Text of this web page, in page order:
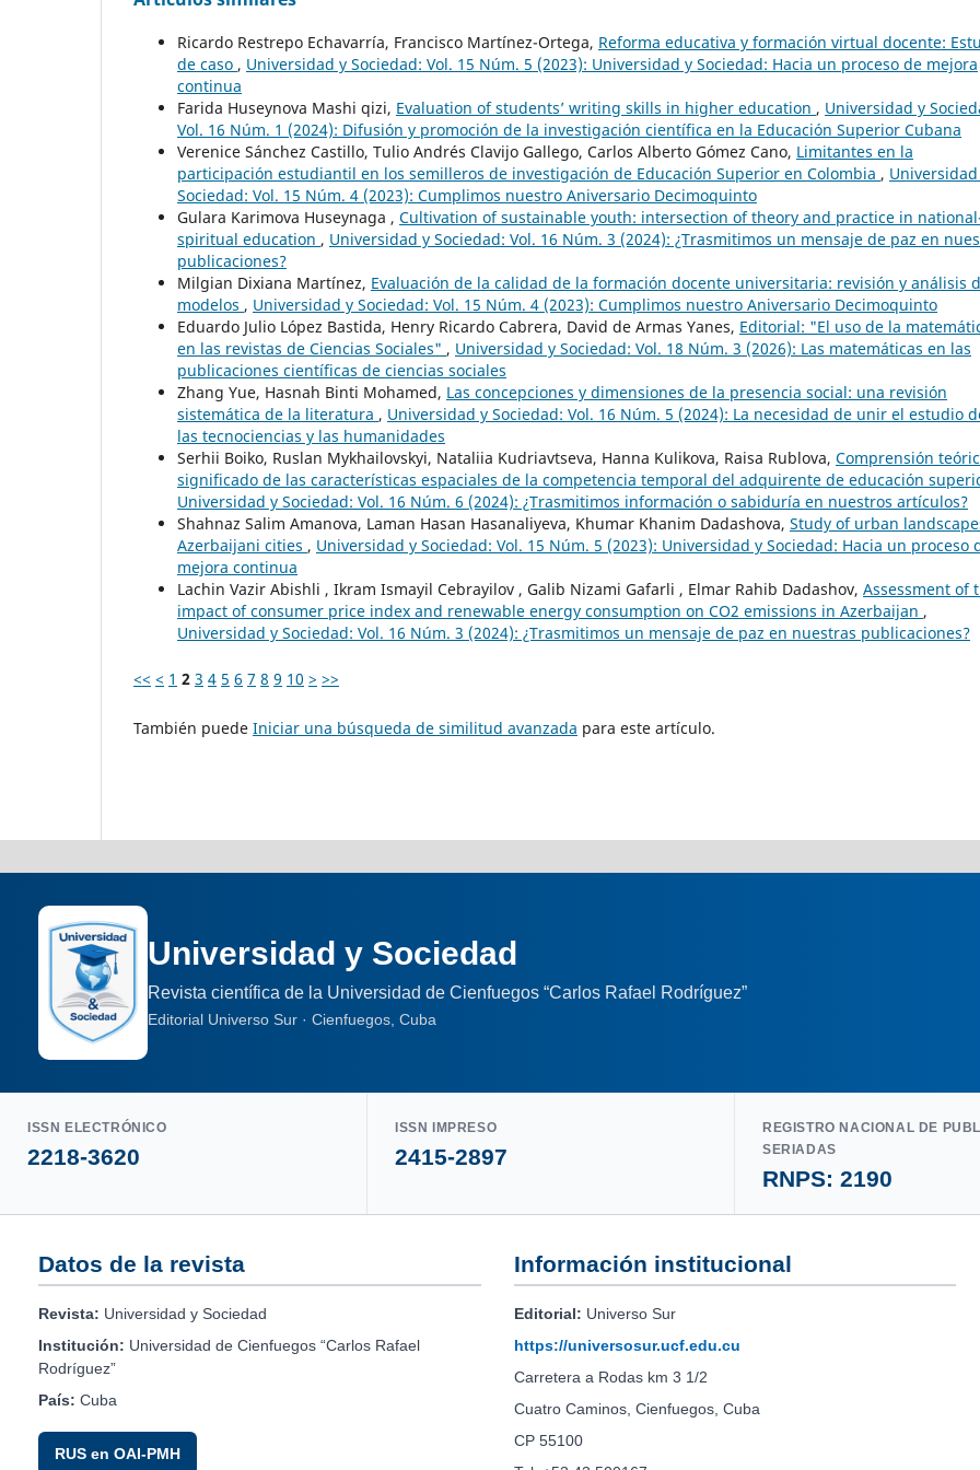
Ricardo Restrepo Echavarría, Francisco Martínez-Ortega, Reforma educativa y formación virtual docente:
de caso , Universidad y Sociedad: Vol. 15 Núm. 5 (2023): Universidad y Sociedad: Hacia un proceso de mejora
continua
Farida Huseynova Mashi qizi, Evaluation of students’ writing skills in higher education , Universidad y
Vol. 16 Núm. 1 (2024): Difusión y promoción de la investigación científica en la Educación Superior Cubana
Verenice Sánchez Castillo, Tulio Andrés Clavijo Gallego, Carlos Alberto Gómez Cano, Limitantes en la
participación estudiantil en los semilleros de investigación de Educación Superior en Colombia ,
Sociedad: Vol. 15 Núm. 4 (2023): Cumplimos nuestro Aniversario Decimoquinto
Gulara Karimova Huseynaga , Cultivation of sustainable youth: intersection of theory and practice in
spiritual education , Universidad y Sociedad: Vol. 16 Núm. 3 (2024): ¿Trasmitimos un mensaje de paz en
publicaciones?
Milgian Dixiana Martínez, Evaluación de la calidad de la formación docente universitaria: revisión y análisis
modelos , Universidad y Sociedad: Vol. 15 Núm. 4 (2023): Cumplimos nuestro Aniversario Decimoquinto
Eduardo Julio López Bastida, Henry Ricardo Cabrera, David de Armas Yanes, Editorial: "El uso de la
en las revistas de Ciencias Sociales" , Universidad y Sociedad: Vol. 18 Núm. 3 (2026): Las matemáticas en las
publicaciones científicas de ciencias sociales
Zhang Yue, Hasnah Binti Mohamed, Las concepciones y dimensiones de la presencia social: una revisión
sistemática de la literatura , Universidad y Sociedad: Vol. 16 Núm. 5 (2024): La necesidad de unir el estudio
las tecnociencias y las humanidades
Serhii Boiko, Ruslan Mykhailovskyi, Nataliia Kudriavtseva, Hanna Kulikova, Raisa Rublova, Comprensión
significado de las características espaciales de la competencia temporal del adquirente de educación
Universidad y Sociedad: Vol. 16 Núm. 6 (2024): ¿Trasmitimos información o sabiduría en nuestros artículos?
Shahnaz Salim Amanova, Laman Hasan Hasanaliyeva, Khumar Khanim Dadashova, Study of urban
Azerbaijani cities , Universidad y Sociedad: Vol. 15 Núm. 5 (2023): Universidad y Sociedad: Hacia un proceso
mejora continua
Lachin Vazir Abishli , Ikram Ismayil Cebrayilov , Galib Nizami Gafarli , Elmar Rahib Dadashov, Assessment of
impact of consumer price index and renewable energy consumption on CO2 emissions in Azerbaijan ,
Universidad y Sociedad: Vol. 16 Núm. 3 (2024): ¿Trasmitimos un mensaje de paz en nuestras publicaciones?
<< < 1 2 3 4 5 6 7 8 9 10 > >>
También puede Iniciar una búsqueda de similitud avanzada para este artículo.
Universidad y Sociedad
Revista científica de la Universidad de Cienfuegos “Carlos Rafael Rodríguez”
Editorial Universo Sur · Cienfuegos, Cuba
ISSN ELECTRÓNICO
2218-3620
ISSN IMPRESO
2415-2897
REGISTRO NACIONAL DE
SERIADAS
RNPS: 2190
Datos de la revista
Revista: Universidad y Sociedad
Institución: Universidad de Cienfuegos “Carlos Rafael
Rodríguez”
País: Cuba
RUS en OAI-PMH
Información institucional
Editorial: Universo Sur
https://universosur.ucf.edu.cu
Carretera a Rodas km 3 1/2
Cuatro Caminos, Cienfuegos, Cuba
CP 55100